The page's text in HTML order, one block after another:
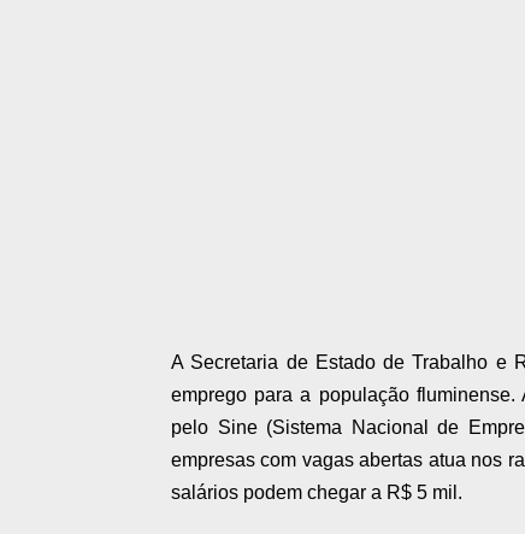
A Secretaria de Estado de Trabalho e
emprego para a população
pelo Sine (Sistema Nacional de
empresas com vagas abertas atua nos
salários podem chegar a R$ 5 mil.